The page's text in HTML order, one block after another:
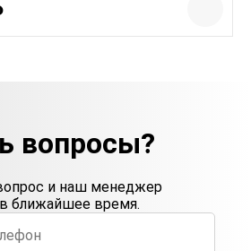
вопросы?
и наш менеджер
ближайшее время.